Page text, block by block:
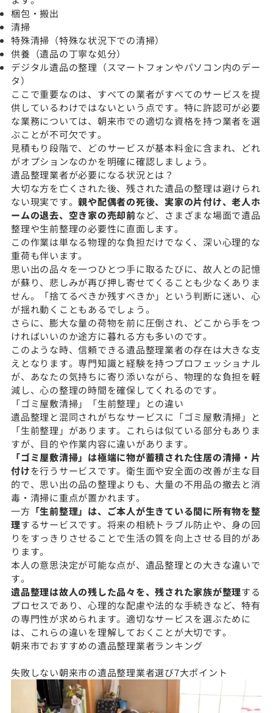
梱包・搬出
清掃
特殊清掃（特殊な状況下での清掃）
供養（遺品の丁寧な処分）
デジタル遺品の整理（スマートフォンやパソコン内のデー
タ）
ここで重要なのは、すべての業者がすべてのサービスを提
供しているわけではないという点です。特に許認可が必要
な業務については、朝来市での適切な資格を持つ業者を選
ぶことが不可欠です。
見積もり段階で、どのサービスが基本料金に含まれ、どれ
がオプションなのかを明確に確認しましょう。
遺品整理業者が必要になる状況とは？
大切な方を亡くされた後、残された遺品の整理は避けられ
ない現実です。親や配偶者の死後、実家の片付け、老人ホ
ームの退去、空き家の売却前など、さまざまな場面で遺品
整理や生前整理の必要性に直面します。
この作業は単なる物理的な負担だけでなく、深い心理的な
重荷も伴います。
思い出の品々を一つひとつ手に取るたびに、故人との記憶
が蘇り、悲しみが再び押し寄せてくることも少なくありま
せん。「捨てるべきか残すべきか」という判断に迷い、心
が揺れ動くこともあるでしょう。
さらに、膨大な量の荷物を前に圧倒され、どこから手をつ
ければいいのか途方に暮れる方も多いのです。
このような時、信頼できる遺品整理業者の存在は大きな支
えとなります。専門知識と経験を持つプロフェッショナル
が、あなたの気持ちに寄り添いながら、物理的な負担を軽
減し、心の整理の時間を確保してくれるのです。
「ゴミ屋敷清掃」「生前整理」との違い
遺品整理と混同されがちなサービスに「ゴミ屋敷清掃」と
「生前整理」があります。これらは似ている部分もありま
すが、目的や作業内容に違いがあります。
「ゴミ屋敷清掃」は極端に物が蓄積された住居の清掃・片
付けを行うサービスです。衛生面や安全面の改善が主な目
的で、思い出の品の整理よりも、大量の不用品の撤去と消
毒・清掃に重点が置かれます。
一方 「生前整理」は、ご本人が生きている間に所有物を整
理するサービスです。将来の相続トラブル防止や、身の回
りをすっきりさせることで生活の質を向上させる目的があ
ります。
本人の意思決定が可能な点が、遺品整理との大きな違いで
す。
遺品整理は故人の残した品々を、残された家族が整理する
プロセスであり、心理的な配慮や法的な手続きなど、特有
の専門性が求められます。適切なサービスを選ぶために
は、これらの違いを理解しておくことが大切です。
朝来市でおすすめの遺品整理業者ランキング
失敗しない朝来市の遺品整理業者選び7大ポイント